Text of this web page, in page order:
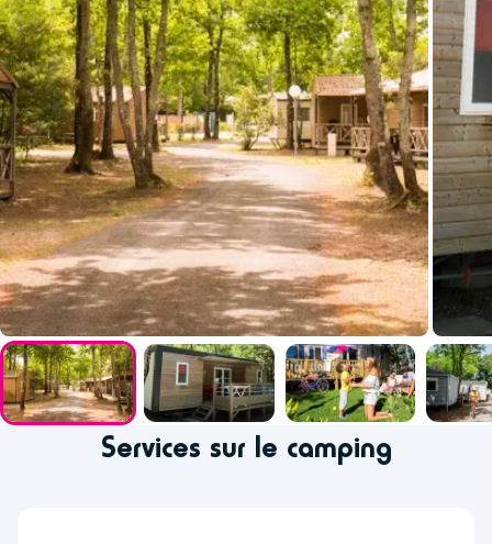
Services sur le camping